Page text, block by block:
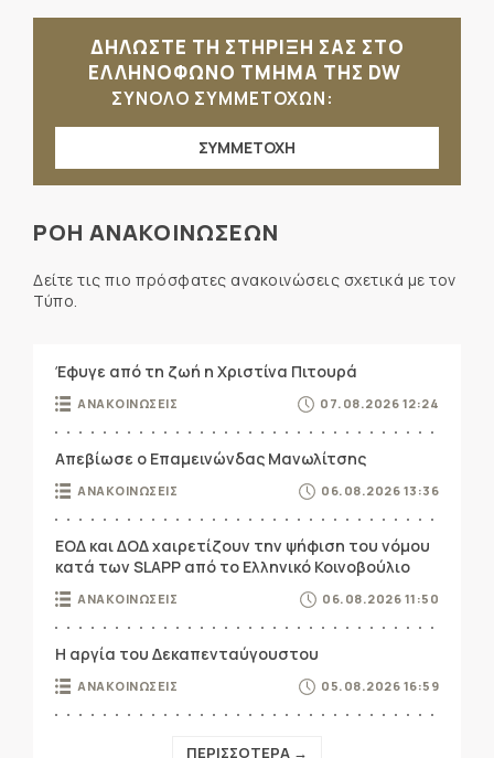
ΔΗΛΩΣΤΕ ΤΗ ΣΤΗΡΙΞΗ ΣΑΣ ΣΤΟ
ΕΛΛΗΝΟΦΩΝΟ ΤΜΗΜΑ ΤΗΣ DW
ΣΥΝΟΛΟ ΣΥΜΜΕΤΟΧΩΝ:
ΣΥΜΜΕΤΟΧΗ
ΡΟΗ ΑΝΑΚΟΙΝΩΣΕΩΝ
Δείτε τις πιο πρόσφατες ανακοινώσεις σχετικά με τον
Τύπο.
Έφυγε από τη ζωή η Χριστίνα Πιτουρά
ΑΝΑΚΟΙΝΩΣΕΙΣ 07.08.2026 12:24
Απεβίωσε ο Επαμεινώνδας Μανωλίτσης
ΑΝΑΚΟΙΝΩΣΕΙΣ 06.08.2026 13:36
ΕΟΔ και ΔΟΔ χαιρετίζουν την ψήφιση του νόμου
κατά των SLAPP από το Ελληνικό Κοινοβούλιο
ΑΝΑΚΟΙΝΩΣΕΙΣ 06.08.2026 11:50
Η αργία του Δεκαπενταύγουστου
ΑΝΑΚΟΙΝΩΣΕΙΣ 05.08.2026 16:59
ΠΕΡΙΣΣΟΤΕΡΑ →